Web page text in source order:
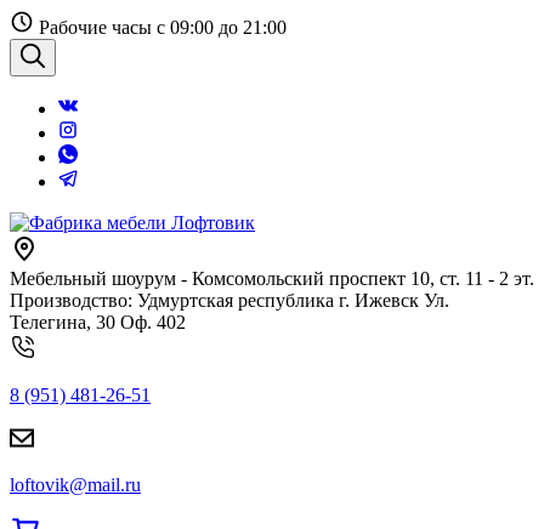
Перейти
к
содержанию
Рабочие часы с 09:00 до 21:00
Поиск
Мебельный шоурум - Комсомольский проспект 10, ст. 11 - 2 эт.
Производство: Удмуртская республика г. Ижевск Ул.
Телегина, 30 Оф. 402
8 (951) 481-26-51
loftovik@mail.ru